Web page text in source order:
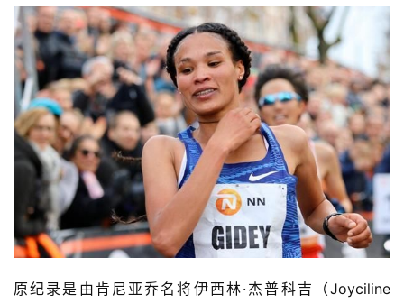
原纪录是由肯尼亚乔名将伊西林·杰普科吉（Joyciline